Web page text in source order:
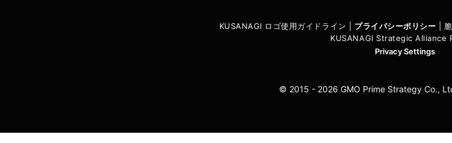
KUSANAGI ロゴ使用ガイドライン プライバシーポリシー
KUSANAGI Strategic Alliance
Privacy Settings
© 2015 - 2026 GMO Prime Strategy Co.,